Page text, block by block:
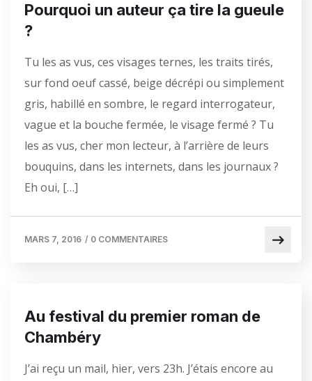
Pourquoi un auteur ça tire la gueule
?
Tu les as vus, ces visages ternes, les traits tirés,
sur fond oeuf cassé, beige décrépi ou simplement
gris, habillé en sombre, le regard interrogateur,
vague et la bouche fermée, le visage fermé ? Tu
les as vus, cher mon lecteur, à l’arrière de leurs
bouquins, dans les internets, dans les journaux ?
Eh oui, […]
MARS 7, 2016 / 0 COMMENTAIRES
Au festival du premier roman de
Chambéry
J’ai reçu un mail, hier, vers 23h. J’étais encore au